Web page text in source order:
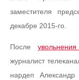
заместителя
декабре 2015-го.
После
журналист
нардеп